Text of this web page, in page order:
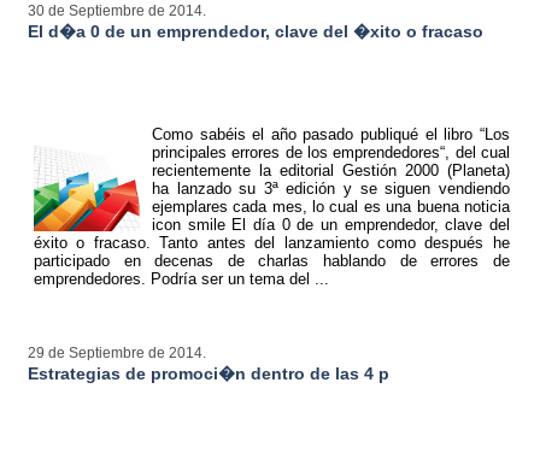
30 de Septiembre de 2014.
El d�a 0 de un emprendedor, clave del �xito o fracaso
Como sabéis el año pasado publiqué el libro “Los
principales errores de los emprendedores“, del cual
recientemente la editorial Gestión 2000 (Planeta)
ha lanzado su 3ª edición y se siguen vendiendo
ejemplares cada mes, lo cual es una buena noticia
icon smile El día 0 de un emprendedor, clave del
éxito o fracaso. Tanto antes del lanzamiento como después he
participado en decenas de charlas hablando de errores de
emprendedores. Podría ser un tema del ...
29 de Septiembre de 2014.
Estrategias de promoci�n dentro de las 4 p